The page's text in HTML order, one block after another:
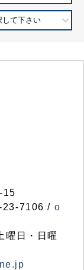
して下さい
15
23-7106 / o
曜日・日曜